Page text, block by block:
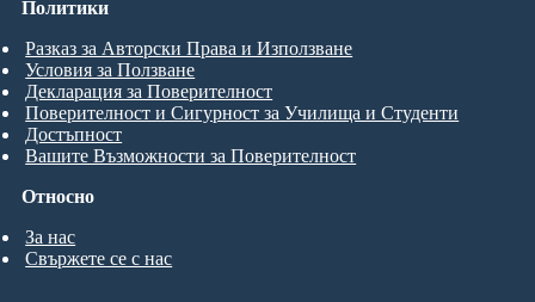
Относно
За нас
Свържете се с нас
Политики
Разказ за Авторски Права и Използване
Условия за Ползване
Декларация за Поверителност
Поверителност и Сигурност за Училища и Студенти
Достъпност
Вашите Възможности за Поверителност